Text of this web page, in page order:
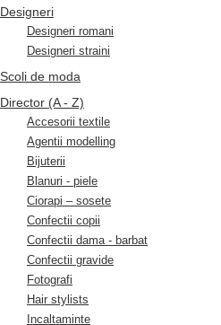
Designeri
Designeri romani
Designeri straini
Scoli de moda
Director (A - Z)
Accesorii textile
Agentii modelling
Bijuterii
Blanuri - piele
Ciorapi – sosete
Confectii copii
Confectii dama - barbat
Confectii gravide
Fotografi
Hair stylists
Incaltaminte